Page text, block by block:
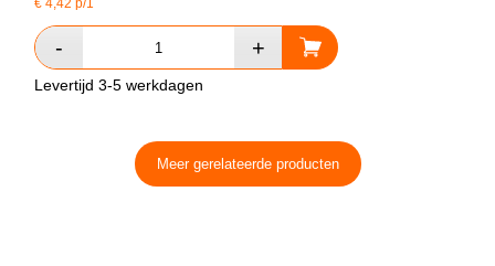
€4,42 p/1
Levertijd 3-5 werkdagen
Meer gerelateerde producten